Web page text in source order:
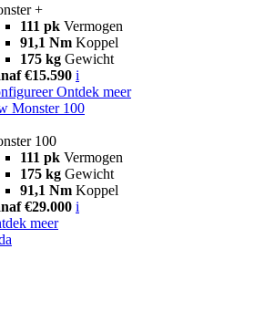
+
111 pk Vermogen
91,1 Nm Koppel
175 kg Gewicht
€15.590 i
Ontdek meer
Monster 100
100
111 pk Vermogen
175 kg Gewicht
91,1 Nm Koppel
€29.000 i
meer